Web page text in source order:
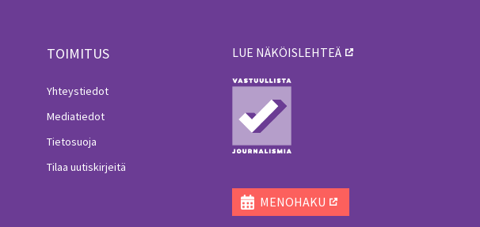
TOIMITUS
Yhteystiedot
Mediatiedot
Tietosuoja
Tilaa uutiskirjeitä
LUE NÄKÖISLEHTEÄ
MENOHAKU